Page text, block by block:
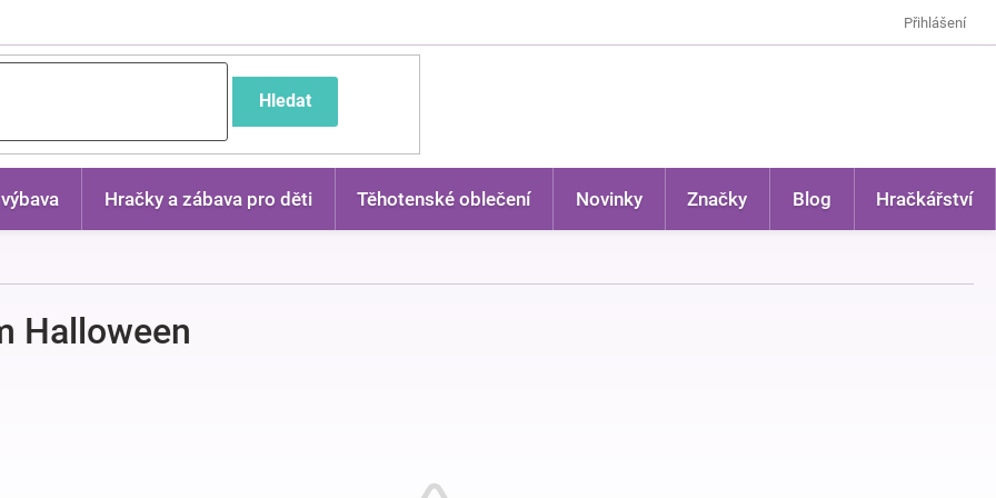
Přihlášení
Hledat
Hračky a zábava pro děti Těhotenské oblečení Novinky Značky Blog Hračkářství
Halloween